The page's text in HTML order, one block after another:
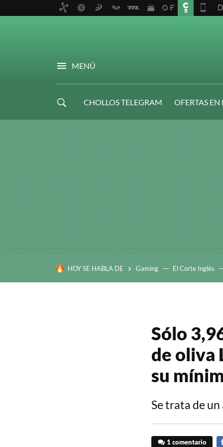
MENÚ
CHOLLOS TELEGRAM
OFERTAS
HOY SE HABLA DE Gaming El Corte Inglés
Sólo
de oliva
su
Se trata de
1 comentario